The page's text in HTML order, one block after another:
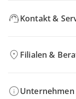
Kontakt &
Filialen &
Unternehmen